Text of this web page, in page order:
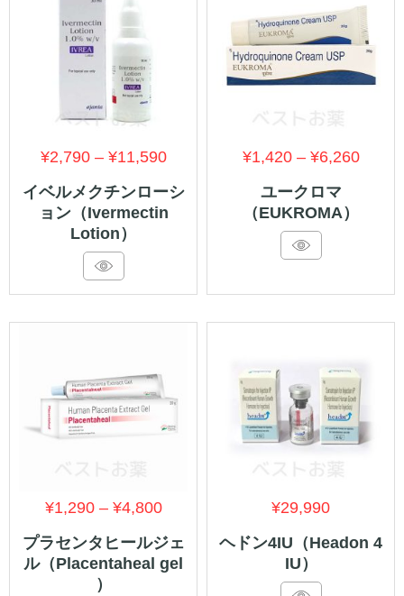
イベルメクチンローシ
ョン（Ivermectin
Lotion）
¥2,790 –¥11,590価
格
帯:
¥11,590
ユークロマ
（EUKROMA）
¥1,420 –¥6,260価
プラセンタヒールジェ
ル（Placentaheal gel
）
¥1,290 –¥4,800価
格
帯:
ヘドン4IU（Headon 4
IU）
¥29,990